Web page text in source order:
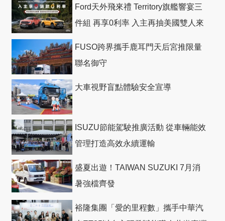
Ford天外飛來禮 Territory旗艦響宴三
件組 再享0利率 入主再抽美國雙人來
FUSO跨界攜手鹿耳門天后宮推限量
聯名御守
大車視野盲點體驗安全宣導
ISUZU節能駕駛推廣活動 從車輛能效
管理打造高效永續運輸
盛夏出遊！TAIWAN SUZUKI 7月消
暑強檔齊發
裕隆集團「愛的里程數」攜手中華汽